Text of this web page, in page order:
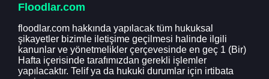
Floodlar.com
floodlar.com hakkında yapılacak tüm hukuksal
şikayetler bizimle iletişime geçilmesi halinde ilgili
kanunlar ve yönetmelikler çerçevesinde en geç 1 (Bir)
Hafta içerisinde tarafımızdan gerekli işlemler
yapılacaktır. Telif ya da hukuki durumlar için irtibata